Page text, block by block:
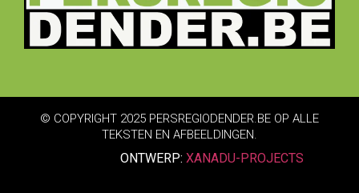
© COPYRIGHT 2025 PERSREGIODENDER.BE OP ALLE
TEKSTEN EN AFBEELDINGEN.
ONTWERP: XANADU-PROJECTS